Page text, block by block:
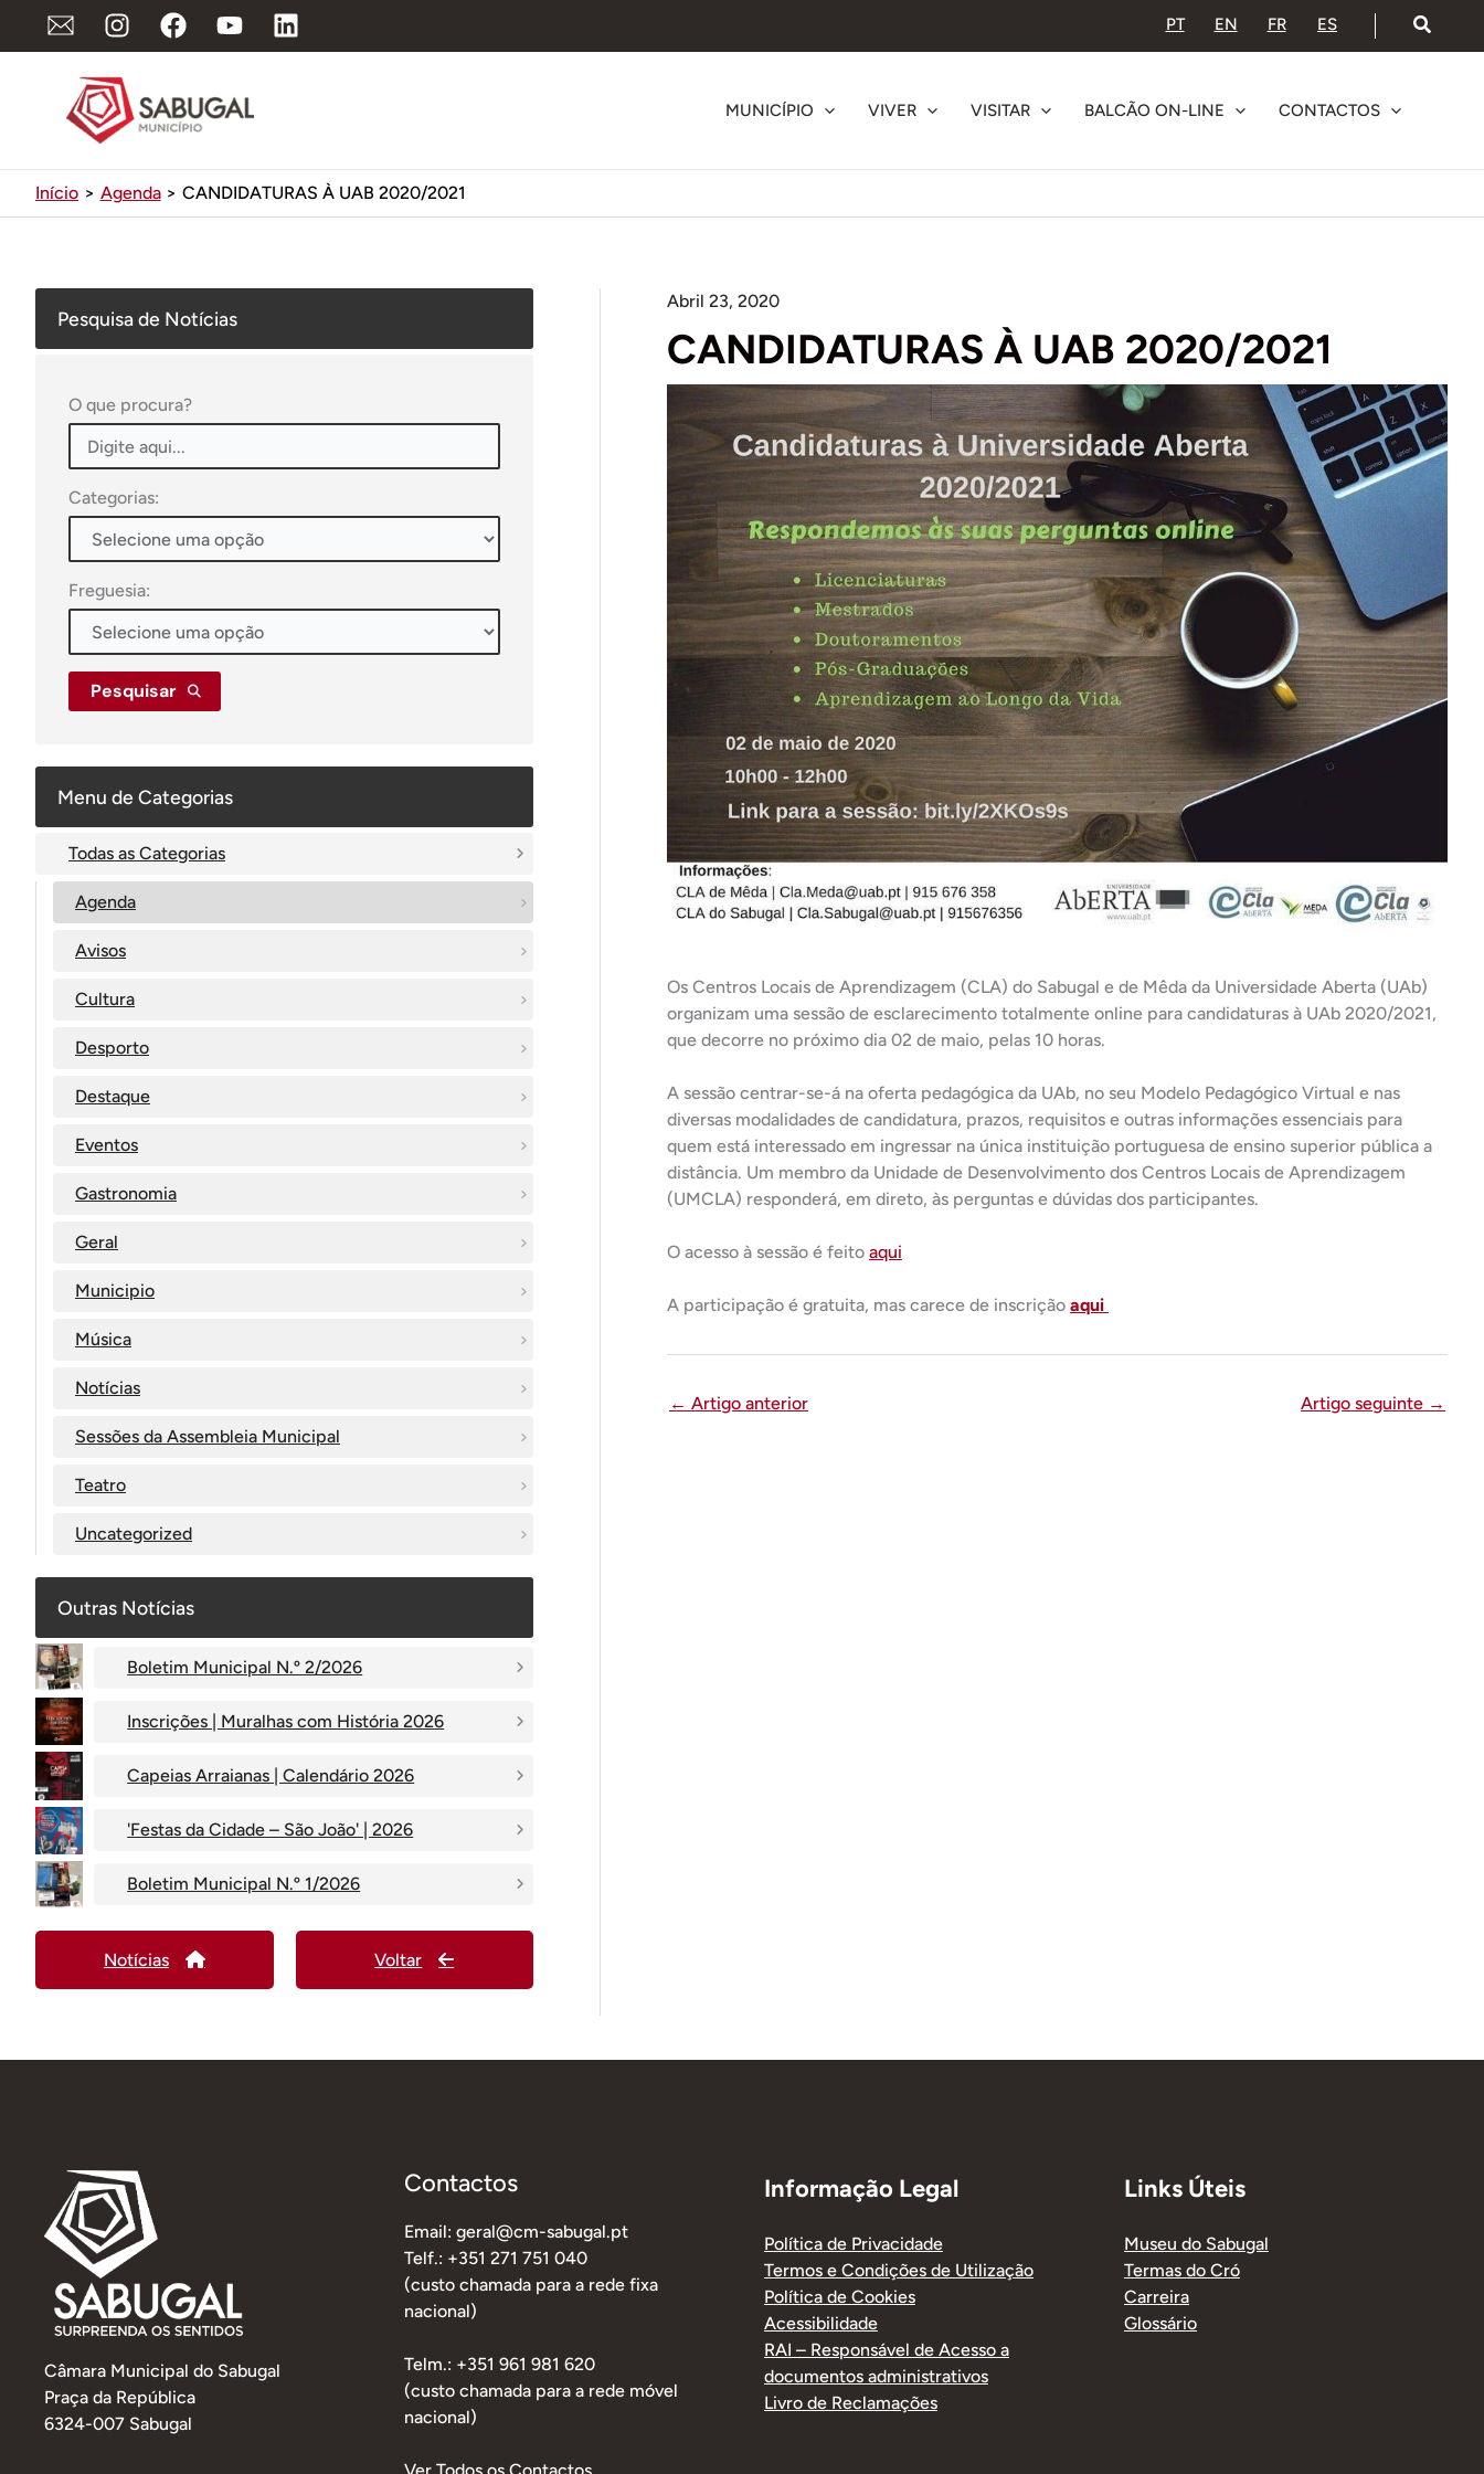
PT EN FR ES
MUNICÍPIO VIVER VISITAR BALCÃO ON-LINE CONTACTOS
Início Agenda CANDIDATURAS À UAB 2020/2021
Pesquisa de Notícias
O que procura?
Categorias:
Freguesia:
Pesquisar
Menu de Categorias
Todas as Categorias
Agenda
Avisos
Cultura
Desporto
Destaque
Eventos
Gastronomia
Geral
Municipio
Música
Notícias
Sessões da Assembleia Municipal
Teatro
Uncategorized
Outras Notícias
Boletim Municipal N.º 2/2026
Inscrições | Muralhas com História 2026
Capeias Arraianas | Calendário 2026
'Festas da Cidade – São João' | 2026
Boletim Municipal N.º 1/2026
Notícias Voltar
Abril 23, 2020
CANDIDATURAS À UAB 2020/2021
Os Centros Locais de Aprendizagem (CLA) do Sabugal e de Mêda da Universidade Aberta (UAb)
organizam uma sessão de esclarecimento totalmente online para candidaturas à UAb 2020/2021,
que decorre no próximo dia 02 de maio, pelas 10 horas.
A sessão centrar-se-á na oferta pedagógica da UAb, no seu Modelo Pedagógico Virtual e nas
diversas modalidades de candidatura, prazos, requisitos e outras informações essenciais para
quem está interessado em ingressar na única instituição portuguesa de ensino superior pública a
distância. Um membro da Unidade de Desenvolvimento dos Centros Locais de Aprendizagem
(UMCLA) responderá, em direto, às perguntas e dúvidas dos participantes.
O acesso à sessão é feito aqui
A participação é gratuita, mas carece de inscrição aqui
← Artigo anterior Artigo seguinte →
Câmara Municipal do Sabugal
Praça da República
6324-007 Sabugal
Contactos
Email: geral@cm-sabugal.pt
Telf.: +351 271 751 040
(custo chamada para a rede fixa
nacional)
Telm.: +351 961 981 620
(custo chamada para a rede móvel
nacional)
Informação Legal
Política de Privacidade
Termos e Condições de Utilização
Política de Cookies
Acessibilidade
RAI – Responsável de Acesso a
documentos administrativos
Livro de Reclamações
Links Úteis
Museu do Sabugal
Termas do Cró
Carreira
Glossário